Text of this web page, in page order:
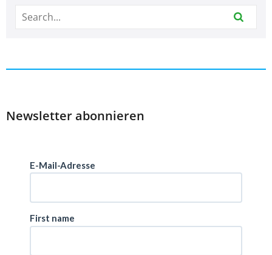
Newsletter abonnieren